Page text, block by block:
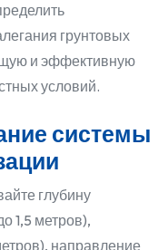
грунтовых
и эффективную
условий.
системы
глубину
1,5 метров),
направление